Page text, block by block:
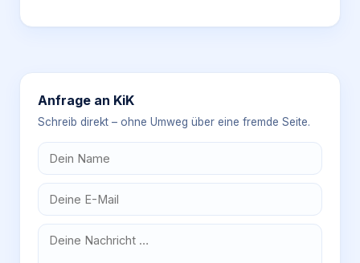
Anfrage an KiK
Schreib direkt – ohne Umweg über eine fremde Seite.